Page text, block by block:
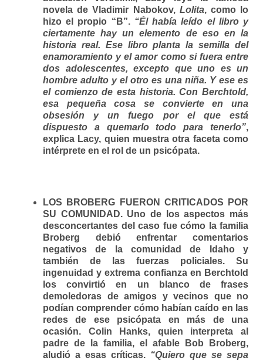
novela de Vladimir Nabokov, Lolita, como lo
hizo el propio “B”. “Él había leído el libro y
ciertamente hay un elemento de eso en la
historia real. Ese libro planta la semilla del
enamoramiento y el amor como si fuera entre
dos adolescentes, excepto que uno es un
hombre adulto y el otro es una niña. Y ese es
el comienzo de esta historia. Con Berchtold,
esa pequeña cosa se convierte en una
obsesión y un fuego por el que está
dispuesto a quemarlo todo para tenerlo”,
explica Lacy, quien muestra otra faceta como
intérprete en el rol de un psicópata.
LOS BROBERG FUERON CRITICADOS POR
SU COMUNIDAD. Uno de los aspectos más
desconcertantes del caso fue cómo la familia
Broberg debió enfrentar comentarios
negativos de la comunidad de Idaho y
también de las fuerzas policiales. Su
ingenuidad y extrema confianza en Berchtold
los convirtió en un blanco de frases
demoledoras de amigos y vecinos que no
podían comprender cómo habían caído en las
redes de ese psicópata en más de una
ocasión. Colin Hanks, quien interpreta al
padre de la familia, el afable Bob Broberg,
aludió a esas críticas. “Quiero que se sepa